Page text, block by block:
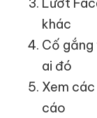
Lướt
khác
Cố
ai đó
Xem
cáo